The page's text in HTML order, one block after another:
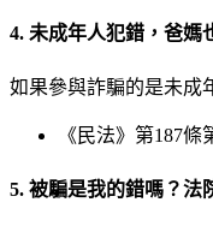
4. 未成年人犯錯，爸媽
如果參與詐騙的是未成
《民法》第187
5. 被騙是我的錯嗎？法